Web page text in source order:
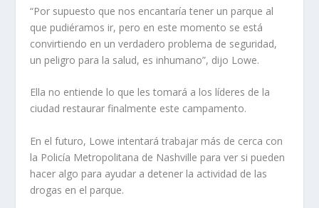
“Por supuesto que nos encantaría tener un parque al
que pudiéramos ir, pero en este momento se está
convirtiendo en un verdadero problema de seguridad,
un peligro para la salud, es inhumano”, dijo Lowe.
Ella no entiende lo que les tomará a los líderes de la
ciudad restaurar finalmente este campamento.
En el futuro, Lowe intentará trabajar más de cerca con
la Policía Metropolitana de Nashville para ver si pueden
hacer algo para ayudar a detener la actividad de las
drogas en el parque.